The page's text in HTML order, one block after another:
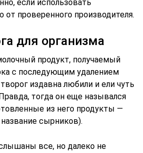
если использовать
от проверенного производителя.
для организма
продукт, получаемый
с последующим удалением
издавна любили и ели чуть
тогда он еще назывался
из него продукты —
сырников).
все, но далеко не